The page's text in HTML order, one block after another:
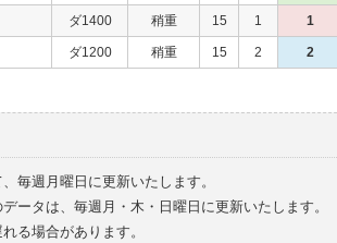
ダ1400 稍重 15 1 1
ダ1200 稍重 15 2 2
毎週月曜日に更新いたします。
ータは、毎週月・木・日曜日に更新いたします。
る場合があります。